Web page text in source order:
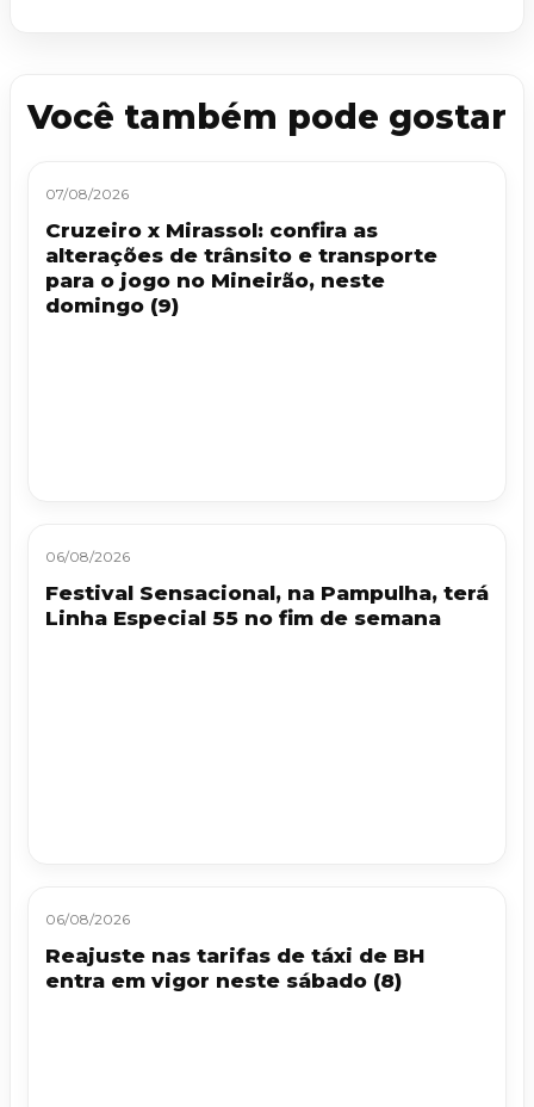
Você também pode gostar
07/08/2026
Cruzeiro x Mirassol: confira as
alterações de trânsito e transporte
para o jogo no Mineirão, neste
domingo (9)
06/08/2026
Festival Sensacional, na Pampulha, terá
Linha Especial 55 no fim de semana
06/08/2026
Reajuste nas tarifas de táxi de BH
entra em vigor neste sábado (8)